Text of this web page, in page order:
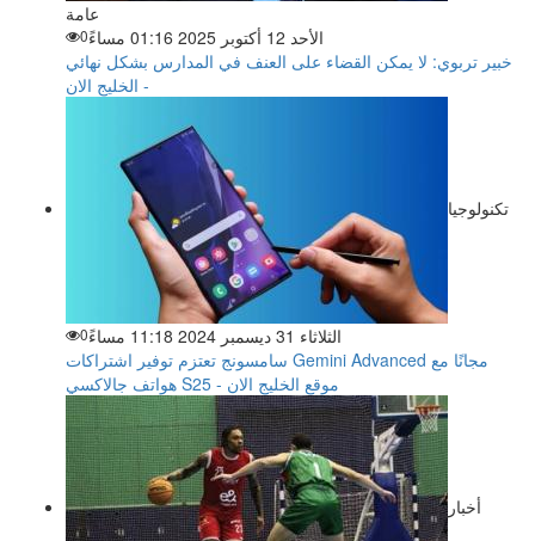
عامة
الأحد 12 أكتوبر 2025 01:16 مساءً
0
خبير تربوي: لا يمكن القضاء على العنف في المدارس بشكل نهائي
- الخليج الان
تكنولوجيا
الثلاثاء 31 ديسمبر 2024 11:18 مساءً 0
سامسونج تعتزم توفير اشتراكات Gemini Advanced مجانًا مع
هواتف جالاكسي S25 - موقع الخليج الان
أخبار